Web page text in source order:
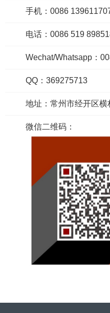
手机：0086
电话：0086 519
Wechat/Whatsapp：
QQ：369275713
地址：常州市经开区
微信二维码：